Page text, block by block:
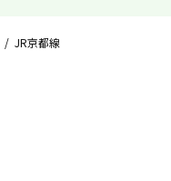
/ JR京都線